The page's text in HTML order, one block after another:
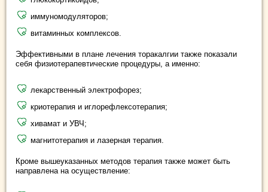
иммуномодуляторов;
витаминных комплексов.
Эффективными в плане лечения торакалгии также показали
себя физиотерапевтические процедуры, а именно:
лекарственный электрофорез;
криотерапия и иглорефлексотерапия;
хивамат и УВЧ;
магнитотерапия и лазерная терапия.
Кроме вышеуказанных методов терапия также может быть
направлена на осуществление: